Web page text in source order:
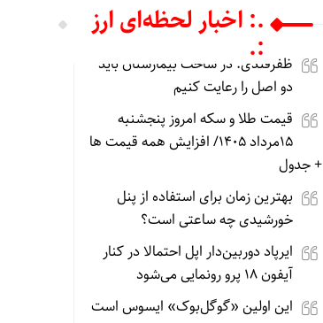
.: اخبار لحظه‌ای ارز
:.
ظفرقندی: در ساخت بیمارستان باید
دو اصل را رعایت کنیم
قیمت طلا و سکه امروز پنجشنبه
15مرداد 1405/ افزایش همه قیمت ها
+ جدول
بهترین زمان برای استفاده از پنل
خورشیدی چه ساعتی است؟
ایرپاد دوربین‌دار اپل احتمالا در کنار
آیفون ۱۸ پرو رونمایی می‌شود
این اولین «گوگل‌بوک» ایسوس است